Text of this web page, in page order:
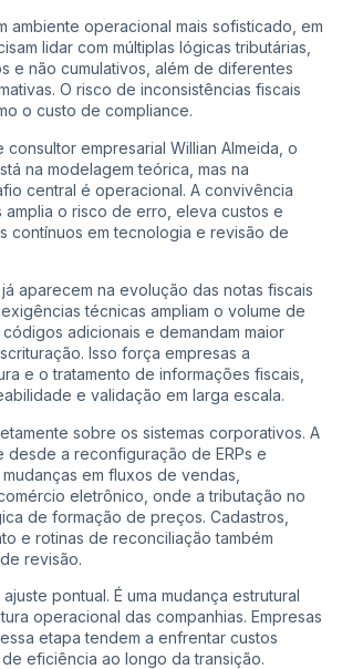
ambiente operacional mais sofisticado, em
lidar com múltiplas lógicas tributárias,
e não cumulativos, além de diferentes
O risco de inconsistências fiscais
o custo de compliance.
empresarial Willian Almeida, o
na modelagem teórica, mas na
central é operacional. A convivência
amplia o risco de erro, eleva custos e
contínuos em tecnologia e revisão de
aparecem na evolução das notas fiscais
técnicas ampliam o volume de
adicionais e demandam maior
Isso força empresas a
e o tratamento de informações fiscais,
e validação em larga escala.
sobre os sistemas corporativos. A
desde a reconfiguração de ERPs e
em fluxos de vendas,
eletrônico, onde a tributação no
de formação de preços. Cadastros,
e rotinas de reconciliação também
revisão.
pontual. É uma mudança estrutural
operacional das companhias. Empresas
etapa tendem a enfrentar custos
eficiência ao longo da transição.